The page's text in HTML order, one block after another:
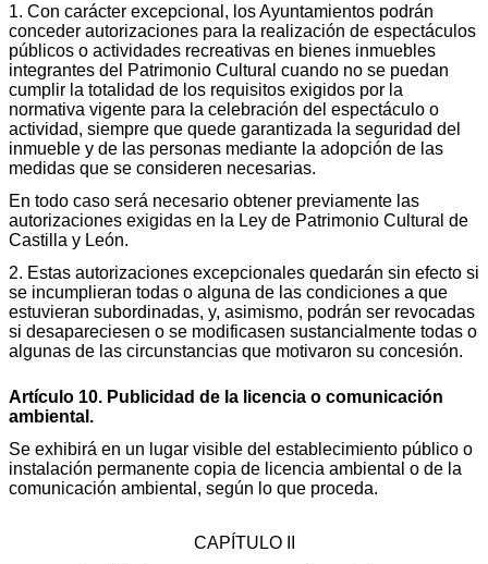
1. Con carácter excepcional, los Ayuntamientos podrán
conceder autorizaciones para la realización de espectáculos
públicos o actividades recreativas en bienes inmuebles
integrantes del Patrimonio Cultural cuando no se puedan
cumplir la totalidad de los requisitos exigidos por la
normativa vigente para la celebración del espectáculo o
actividad, siempre que quede garantizada la seguridad del
inmueble y de las personas mediante la adopción de las
medidas que se consideren necesarias.
En todo caso será necesario obtener previamente las
autorizaciones exigidas en la Ley de Patrimonio Cultural de
Castilla y León.
2. Estas autorizaciones excepcionales quedarán sin efecto si
se incumplieran todas o alguna de las condiciones a que
estuvieran subordinadas, y, asimismo, podrán ser revocadas
si desapareciesen o se modificasen sustancialmente todas o
algunas de las circunstancias que motivaron su concesión.
Artículo 10. Publicidad de la licencia o comunicación
ambiental.
Se exhibirá en un lugar visible del establecimiento público o
instalación permanente copia de licencia ambiental o de la
comunicación ambiental, según lo que proceda.
CAPÍTULO II